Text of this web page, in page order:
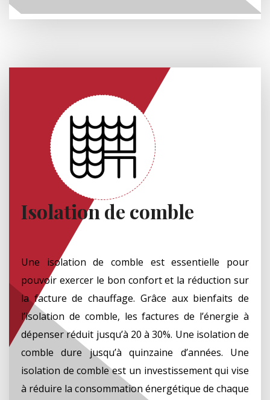
Isolation de comble
Une isolation de comble est essentielle pour
pouvoir exercer le bon confort et la réduction sur
la facture de chauffage. Grâce aux bienfaits de
l’isolation de comble, les factures de l’énergie à
dépenser réduit jusqu’à 20 à 30%. Une isolation de
comble dure jusqu’à quinzaine d’années. Une
isolation de comble est un investissement qui vise
à réduire la consommation énergétique de chaque